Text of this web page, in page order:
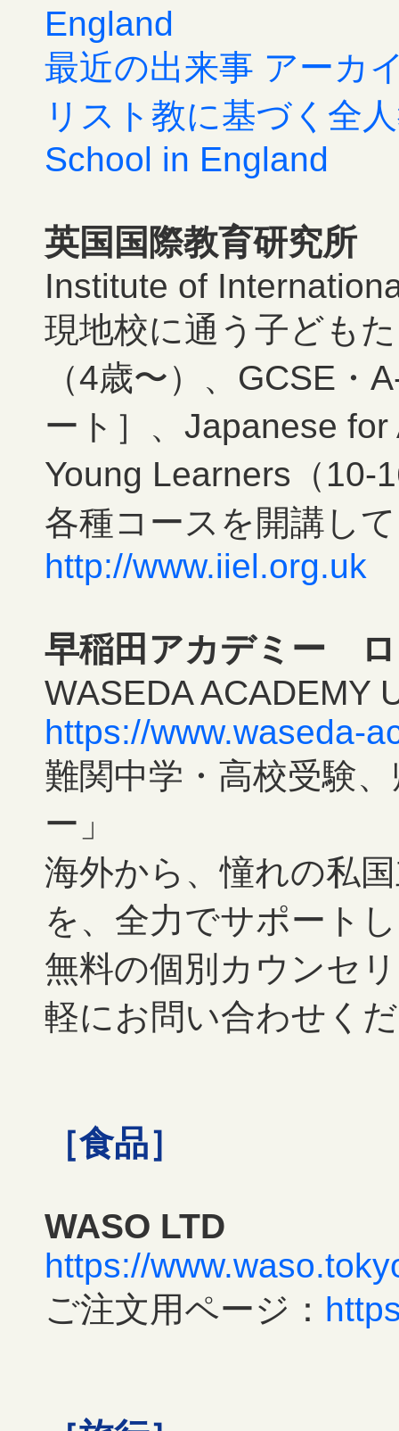
England
最近の出来事 アーカ
リスト教に基づく全
School in England
英国国際教育研究所
Institute of
現地校に通う子ども
（4歳〜）、GCSE
ート］、Japanese
Young Learners（10-
各種コースを開講し
http://www.iiel.org.uk
早稲田アカデミー
WASEDA ACADEMY
https://www.waseda-
難関中学・高校受験
ー」
海外から、憧れの私
を、全力でサポート
無料の個別カウンセ
軽にお問い合わせく
［食品］
WASO LTD
https://
ご注文用ページ：